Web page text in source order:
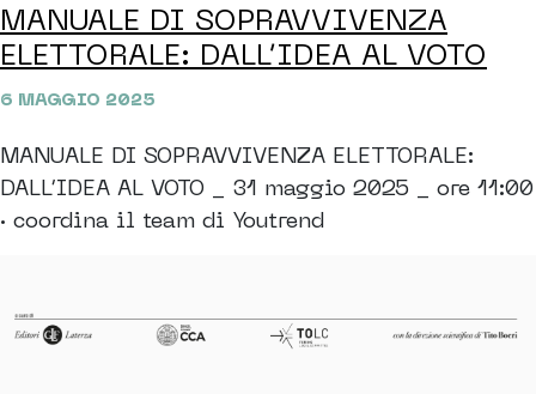
MANUALE DI SOPRAVVIVENZA
ELETTORALE: DALL’IDEA AL VOTO
6 MAGGIO 2025
MANUALE DI SOPRAVVIVENZA ELETTORALE:
DALL’IDEA AL VOTO _ 31 maggio 2025 _ ore 11:00
· coordina il team di Youtrend